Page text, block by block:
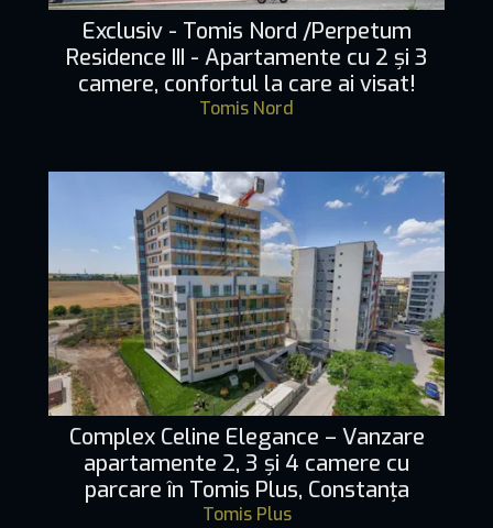
Exclusiv - Tomis Nord /Perpetum
Residence III - Apartamente cu 2 și 3
camere, confortul la care ai visat!
Tomis Nord
Complex Celine Elegance – Vanzare
apartamente 2, 3 și 4 camere cu
parcare în Tomis Plus, Constanța
Tomis Plus